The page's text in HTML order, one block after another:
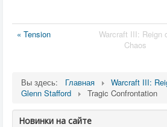
« Tension
Warcraft III: Reign
Chaos
Вы здесь: Главная
Warcraft III:
Glenn Stafford
Tragic Confrontation
Новинки на сайте